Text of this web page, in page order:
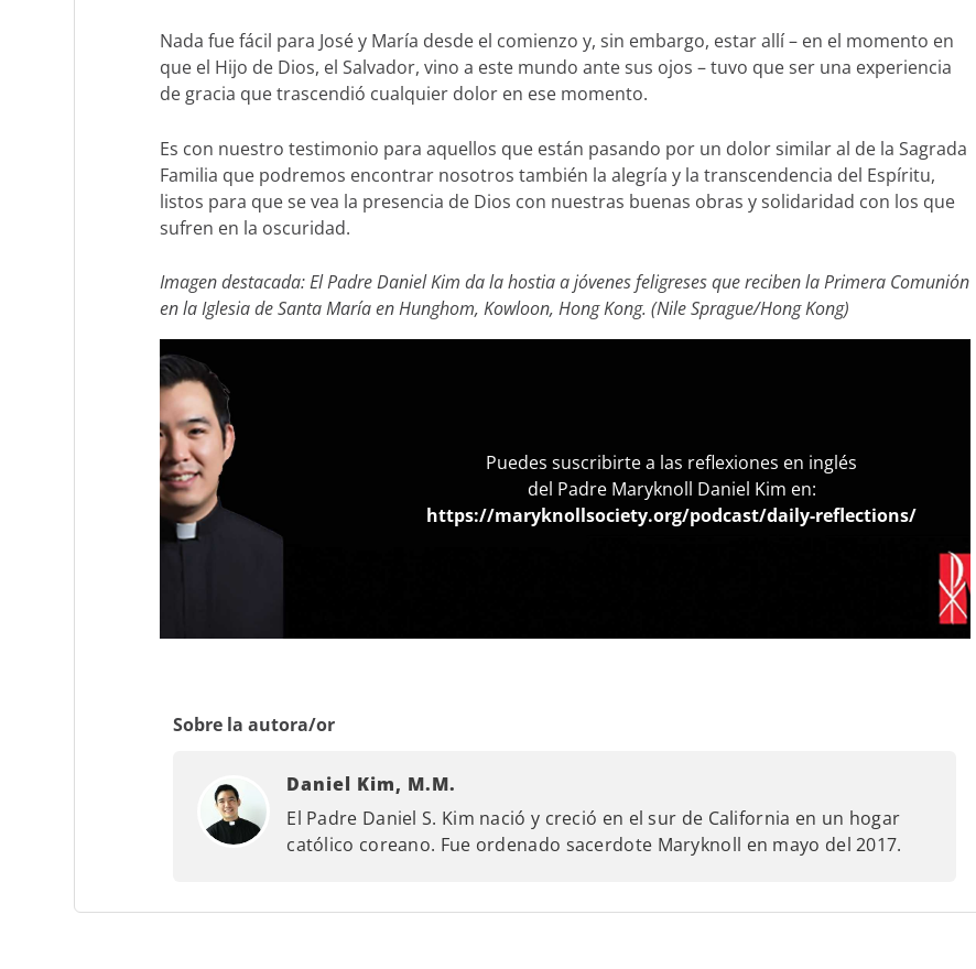
Nada fue fácil para José y María desde el comienzo y, sin embargo, estar allí – en el momento en
que el Hijo de Dios, el Salvador, vino a este mundo ante sus ojos – tuvo que ser una experiencia
de gracia que trascendió cualquier dolor en ese momento.
Es con nuestro testimonio para aquellos que están pasando por un dolor similar al de la Sagrada
Familia que podremos encontrar nosotros también la alegría y la transcendencia del Espíritu,
listos para que se vea la presencia de Dios con nuestras buenas obras y solidaridad con los que
sufren en la oscuridad.
Imagen destacada: El Padre Daniel Kim da la hostia a jóvenes feligreses que reciben la Primera Comunión
en la Iglesia de Santa María en Hunghom, Kowloon, Hong Kong. (Nile Sprague/Hong Kong)
Puedes suscribirte a las reflexiones en inglés
del Padre Maryknoll Daniel Kim en:
https://maryknollsociety.org/podcast/daily-reflections/
Sobre la autora/or
Daniel Kim, M.M.
El Padre Daniel S. Kim nació y creció en el sur de California en un hogar
católico coreano. Fue ordenado sacerdote Maryknoll en mayo del 2017.